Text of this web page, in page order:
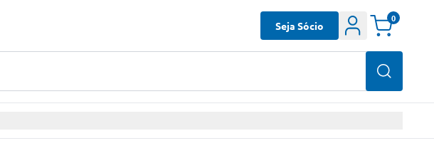
Seja Sócio
0